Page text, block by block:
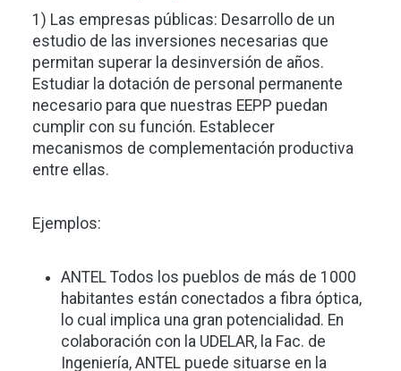
1) Las empresas públicas: Desarrollo de un
estudio de las inversiones necesarias que
permitan superar la desinversión de años.
Estudiar la dotación de personal permanente
necesario para que nuestras EEPP puedan
cumplir con su función. Establecer
mecanismos de complementación productiva
entre ellas.
Ejemplos:
ANTEL Todos los pueblos de más de 1000
habitantes están conectados a fibra óptica,
lo cual implica una gran potencialidad. En
colaboración con la UDELAR, la Fac. de
Ingeniería, ANTEL puede situarse en la